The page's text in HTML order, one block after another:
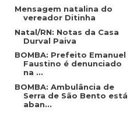
Mensagem natalina do
vereador Ditinha
Natal/RN: Notas da Casa
Durval Paiva
BOMBA: Prefeito Emanuel
Faustino é denunciado
na ...
BOMBA: Ambulância de
Serra de São Bento está
aban...